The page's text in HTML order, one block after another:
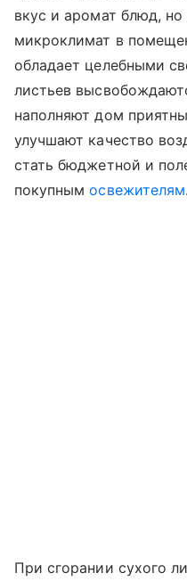
вкус и аромат блюд, но
микроклимат в
обладает целебными
листьев
наполняют дом
улучшают качество
стать бюджетной и
покупнымосвежителям.
При сгорании сухого